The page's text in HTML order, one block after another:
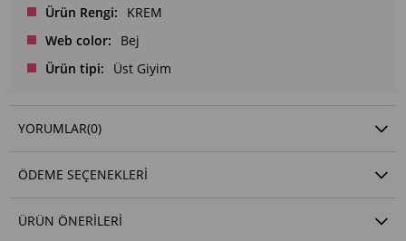
Ürün Rengi
KREM
Web color
Bej
Ürün tipi
Üst Giyim
YORUMLAR(0)
ÖDEME SEÇENEKLERI
ÜRÜN ÖNERILERI